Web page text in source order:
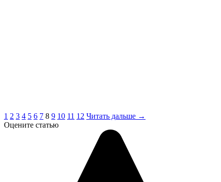
1 2 3 4 5 6 7 8 9 10 11 12 Читать дальше →
Оцените статью